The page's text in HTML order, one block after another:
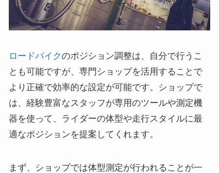
ロードバイクのポジション調整は、自分で行うこ
とも可能ですが、専門ショップを活用することで
より正確で効率的な設定が可能です。ショップで
は、経験豊富なスタッフが専用のツールや測定機
器を使って、ライダーの体型や走行スタイルに最
適なポジションを提案してくれます。
まず、ショップでは体型測定が行われることが一